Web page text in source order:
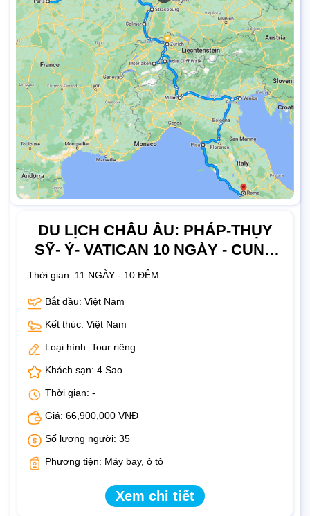
DU LỊCH CHÂU ÂU: PHÁP-THỤY
SỸ- Ý- VATICAN 10 NGÀY - CUNG
ĐƯỜNG NƠI ANH HẠ CÁNH
Thời gian: 11 NGÀY - 10 ĐÊM
Bắt đầu: Việt Nam
Kết thúc: Việt Nam
Loại hình: Tour riêng
Khách sạn: 4 Sao
Thời gian: -
Giá: 66,900,000 VNĐ
Số lượng người: 35
Phương tiện: Máy bay, ô tô
Xem chi tiết